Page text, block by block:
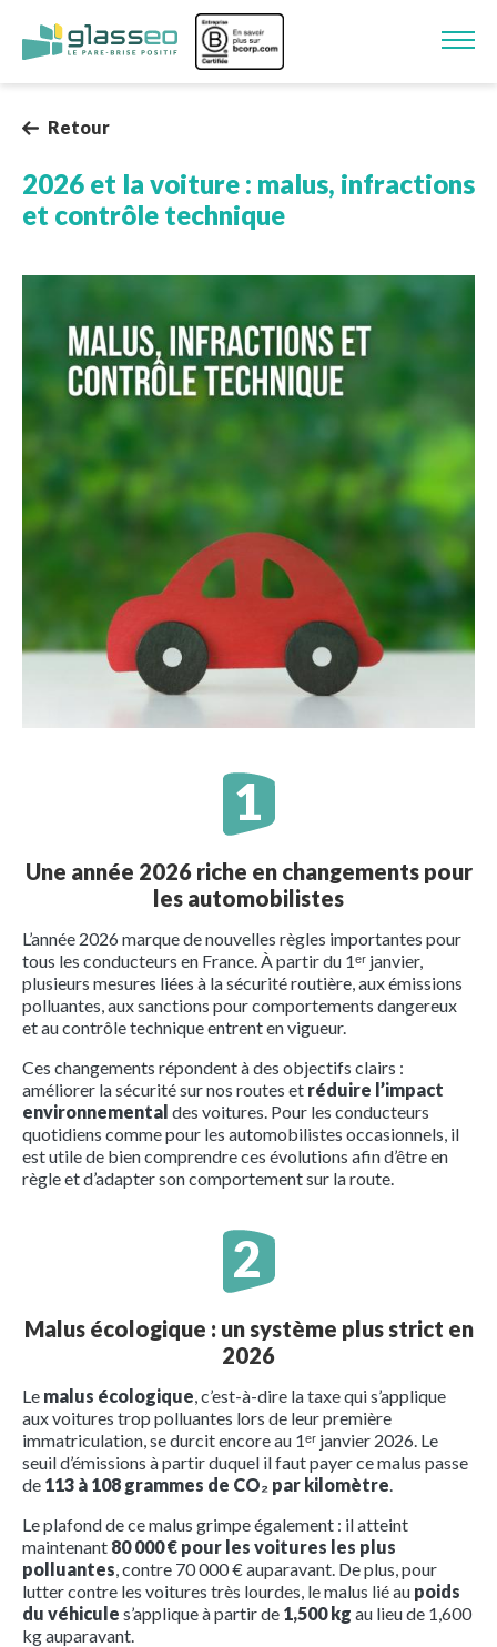
Aller au contenu principal
Image
Retour
2026 et la voiture : malus, infractions
et contrôle technique
Une année 2026 riche en changements pour
les automobilistes
L’année 2026 marque de nouvelles règles importantes pour
tous les conducteurs en France. À partir du 1ᵉʳ janvier,
plusieurs mesures liées à la sécurité routière, aux émissions
polluantes, aux sanctions pour comportements dangereux
et au contrôle technique entrent en vigueur.
Ces changements répondent à des objectifs clairs :
améliorer la sécurité sur nos routes et réduire l’impact
environnemental des voitures. Pour les conducteurs
quotidiens comme pour les automobilistes occasionnels, il
est utile de bien comprendre ces évolutions afin d’être en
règle et d’adapter son comportement sur la route.
Malus écologique : un système plus strict en
2026
Le malus écologique , c’est-à-dire la taxe qui s’applique
aux voitures trop polluantes lors de leur première
immatriculation, se durcit encore au 1ᵉʳ janvier 2026. Le
seuil d’émissions à partir duquel il faut payer ce malus passe
de 113 à 108 grammes de CO₂ par kilomètre
Le plafond de ce malus grimpe également : il atteint
maintenant 80 000 € pour les voitures les plus
polluantes , contre 70 000 € auparavant. De plus, pour
lutter contre les voitures très lourdes, le malus lié au poids
du véhicule s’applique à partir de 1,500 kg au lieu de 1,600
kg auparavant.